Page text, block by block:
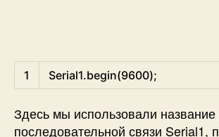
1 Serial1.begin(9600);
Здесь мы использовали название
последовательной связи Serial1,